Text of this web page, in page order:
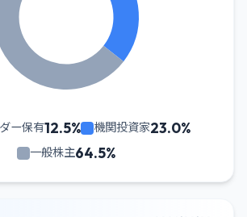
ー保有12.5% 機関投資家23.0%
一般株主64.5%